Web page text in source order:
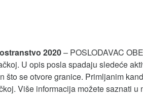
2020– POSLODAVAC
U opis posla spadaju sledeće
što se otvore granice. Primljanim
Više informacija možete saznati u